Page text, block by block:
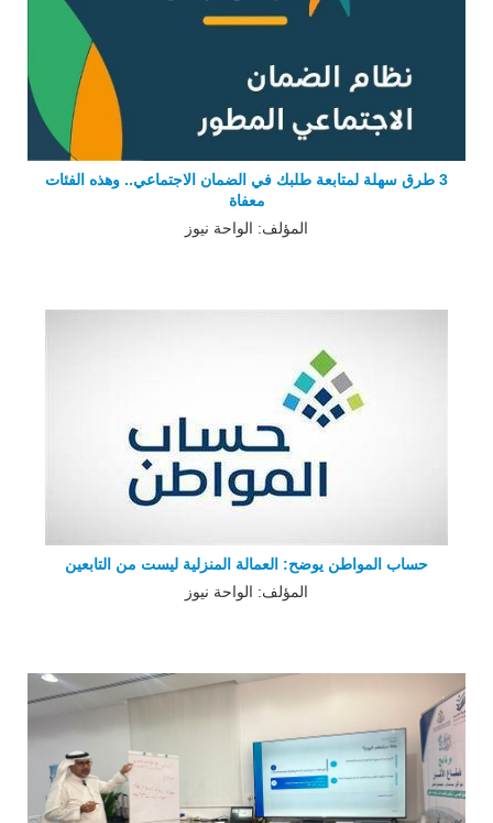
3 طرق سهلة لمتابعة طلبك في الضمان الاجتماعي.. وهذه الفئات
معفاة
المؤلف: الواحة نيوز
حساب المواطن يوضح: العمالة المنزلية ليست من التابعين
المؤلف: الواحة نيوز